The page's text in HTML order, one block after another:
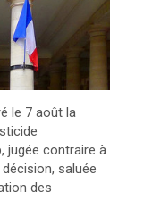
le 7 août la
jugée contraire à
saluée
des